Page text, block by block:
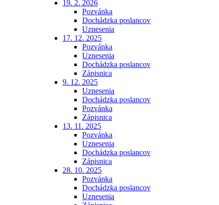
19. 2. 2026
Pozvánka
Dochádzka poslancov
Uznesenia
17. 12. 2025
Pozvánka
Uznesenia
Dochádzka poslancov
Zápisnica
9. 12. 2025
Uznesenia
Dochádzka poslancov
Pozvánka
Zápisnica
13. 11. 2025
Pozvánka
Uznesenia
Dochádzka poslancov
Zápisnica
28. 10. 2025
Pozvánka
Dochádzka poslancov
Uznesenia